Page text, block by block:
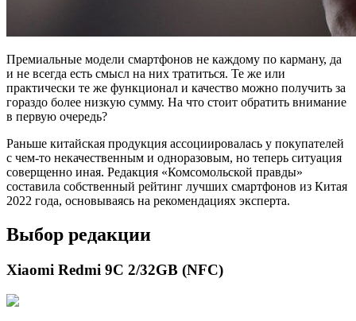
Премиальные модели смартфонов не каждому по карману, да
и не всегда есть смысл на них тратиться. Те же или
практически те же функционал и качество можно получить за
гораздо более низкую сумму. На что стоит обратить внимание
в первую очередь?
Раньше китайская продукция ассоциировалась у покупателей
с чем-то некачественным и одноразовым, но теперь ситуация
соверщенно иная. Редакция «Комсомольской правды»
составила собственный рейтинг лучших смартфонов из Китая
2022 года, основываясь на рекомендациях эксперта.
Выбор редакции
Xiaomi Redmi 9C 2/32GB (NFC)